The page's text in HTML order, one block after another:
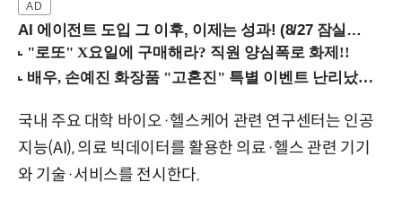
AI 에이전트 도입 그 이후, 이제는 성과! (8/27 잠실역)
국내 주요 대학 바이오·헬스케어 관련 연구센터는 인공
지능(AI), 의료 빅데이터를 활용한 의료·헬스 관련 기기
와 기술·서비스를 전시한다.